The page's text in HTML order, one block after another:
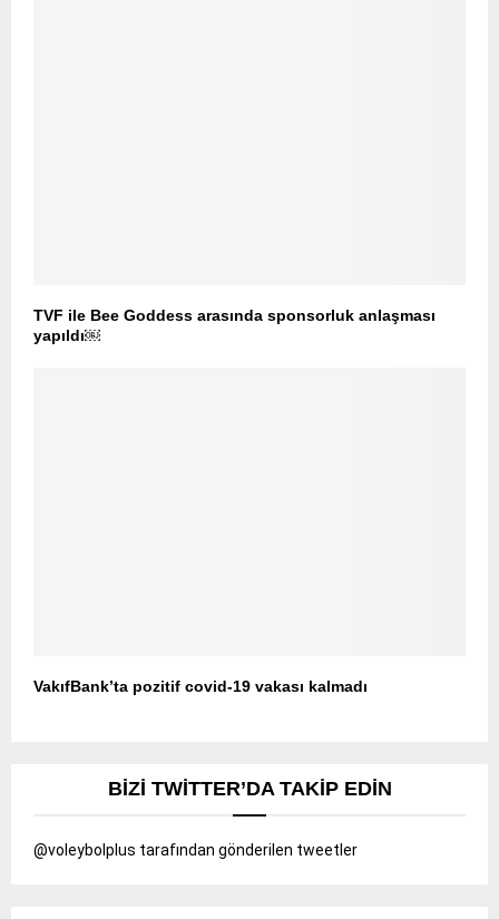
TVF ile Bee Goddess arasında sponsorluk anlaşması
yapıldı￼
VakıfBank’ta pozitif covid-19 vakası kalmadı
BIZI TWITTER’DA TAKIP EDIN
@voleybolplus tarafından gönderilen tweetler